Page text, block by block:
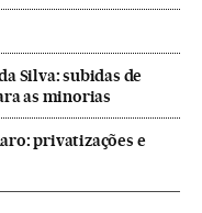
Silva: subidas de
as minorias
privatizações e